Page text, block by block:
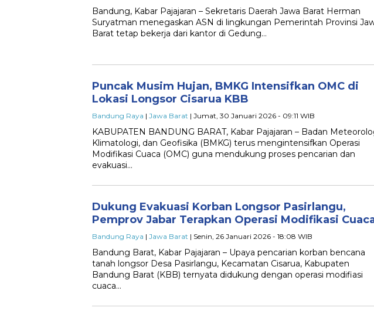
Bandung, Kabar Pajajaran – Sekretaris Daerah Jawa Barat Herman
Suryatman menegaskan ASN di lingkungan Pemerintah Provinsi
Barat tetap bekerja dari kantor di Gedung…
Puncak Musim Hujan, BMKG Intensifkan OMC di
Lokasi Longsor Cisarua KBB
Bandung Raya | Jawa Barat | Jumat, 30 Januari 2026 - 09:11 WIB
KABUPATEN BANDUNG BARAT, Kabar Pajajaran – Badan
Klimatologi, dan Geofisika (BMKG) terus mengintensifkan Operasi
Modifikasi Cuaca (OMC) guna mendukung proses pencarian dan
evakuasi…
Dukung Evakuasi Korban Longsor Pasirlangu,
Pemprov Jabar Terapkan Operasi Modifikasi
Bandung Raya | Jawa Barat | Senin, 26 Januari 2026 - 18:08 WIB
Bandung Barat, Kabar Pajajaran – Upaya pencarian korban bencana
tanah longsor Desa Pasirlangu, Kecamatan Cisarua, Kabupaten
Bandung Barat (KBB) ternyata didukung dengan operasi modifiasi
cuaca…